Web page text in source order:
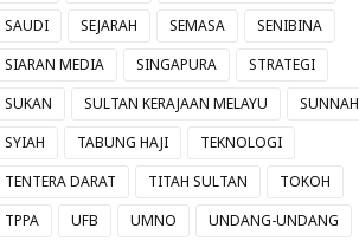
SAUDI
SEJARAH SEMASA
SENIBINA
SIARAN MEDIA
SINGAPURA
STRATEGI
SUKAN
SULTAN KERAJAAN MELAYU
SUNNAH
SYIAH
TABUNG HAJI
TEKNOLOGI
TENTERA DARAT
TITAH SULTAN
TOKOH
TPPA
UFB UMNO
UNDANG-UNDANG